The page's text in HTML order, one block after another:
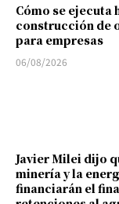
Cómo se ejecuta
construcción de
para empresas
06/08/2026
Javier Milei dijo
minería y la
financiarán el